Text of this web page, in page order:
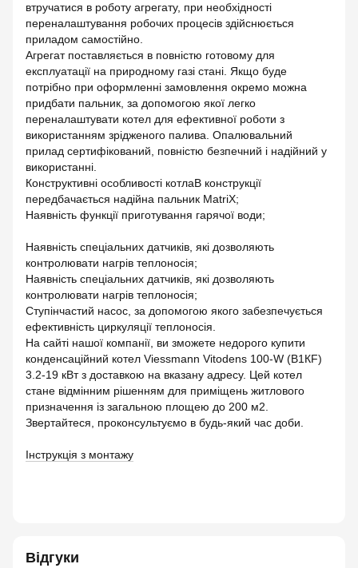
втручатися в роботу агрегату, при необхідності
переналаштування робочих процесів здійснюється
приладом самостійно.
Агрегат поставляється в повністю готовому для
експлуатації на природному газі стані. Якщо буде
потрібно при оформленні замовлення окремо можна
придбати пальник, за допомогою якої легко
переналаштувати котел для ефективної роботи з
використанням зрідженого палива. Опалювальний
прилад сертифікований, повністю безпечний і надійний у
використанні.
Конструктивні особливості котлаВ конструкції
передбачається надійна пальник MatriX;
Наявність функції приготування гарячої води;
Наявність спеціальних датчиків, які дозволяють
контролювати нагрів теплоносія;
Наявність спеціальних датчиків, які дозволяють
контролювати нагрів теплоносія;
Ступінчастий насос, за допомогою якого забезпечується
ефективність циркуляції теплоносія.
На сайті нашої компанії, ви зможете недорого купити
конденсаційний котел Viessmann Vitodens 100-W (B1КF)
3.2-19 кВт з доставкою на вказану адресу. Цей котел
стане відмінним рішенням для приміщень житлового
призначення із загальною площею до 200 м2.
Звертайтеся, проконсультуємо в будь-який час доби.
Інструкція з монтажу
Відгуки